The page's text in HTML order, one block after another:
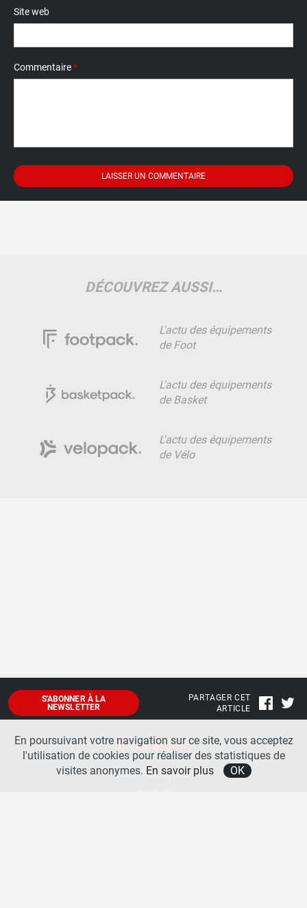
Site web
Commentaire*
DÉCOUVREZ AUSSI…
L'actu des équipements
de Foot
L'actu des équipements
de Basket
L'actu des équipements
de Vélo
S'ABONNER À LA
NEWSLETTER
PARTAGER CET
ARTICLE
Mentions légales
En poursuivant votre navigation sur ce site, vous acceptez
l'utilisation de cookies pour réaliser des statistiques de
visites anonymes. En savoir plus OK